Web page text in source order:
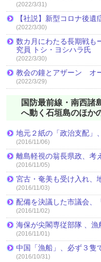
(2022/3/31)
【社説】新型コロナ後
(2022/3/30)
数カ月にわたる長期戦も
究員 トシ・ヨシハラ氏
(2022/3/30)
教会の鐘とアザーン オ
(2022/3/29)
国防最前線・南西
へ動く石垣島のほか
地元２紙の「政治支配」
(2016/11/06)
離島軽視の翁長県政、考
(2016/11/05)
宮古・奄美も受け入れ、
(2016/11/03)
配備を決議した市議会、
(2016/11/02)
海保が尖閣専従部隊 、
(2016/11/01)
中国「漁船」、必ず３隻
(2016/10/31)